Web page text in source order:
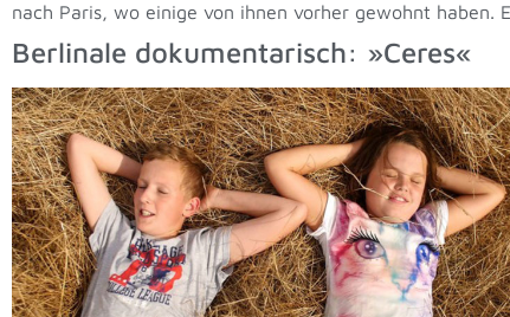
nach Paris, wo einige von ihnen vorher gewohnt haben.
Berlinale dokumentarisch: »Ceres«